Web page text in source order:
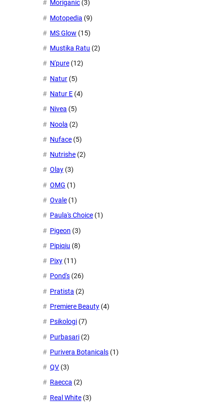
Moriganic (3)
Motopedia (9)
MS Glow (15)
Mustika Ratu (2)
N'pure (12)
Natur (5)
Natur E (4)
Nivea (5)
Noola (2)
Nuface (5)
Nutrishe (2)
Olay (3)
OMG (1)
Ovale (1)
Paula's Choice (1)
Pigeon (3)
Pipiqiu (8)
Pixy (11)
Pond's (26)
Pratista (2)
Premiere Beauty (4)
Psikologi (7)
Purbasari (2)
Purivera Botanicals (1)
QV (3)
Raecca (2)
Real White (3)